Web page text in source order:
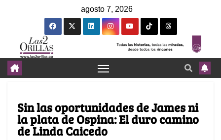
agosto 7, 2026
Sin las oportunidades de James ni
la plata de Ospina: El duro camino
de Linda Caicedo